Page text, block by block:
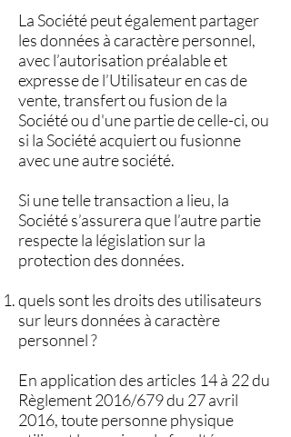
La Société peut également partager
les données à caractère personnel,
avec l’autorisation préalable et
expresse de l’Utilisateur en cas de
vente, transfert ou fusion de la
Société ou d'une partie de celle-ci, ou
si la Société acquiert ou fusionne
avec une autre société.
Si une telle transaction a lieu, la
Société s’assurera que l’autre partie
respecte la législation sur la
protection des données.
quels sont les droits des utilisateurs
sur leurs données à caractère
personnel ?
En application des articles 14 à 22 du
Règlement 2016/679 du 27 avril
2016, toute personne physique